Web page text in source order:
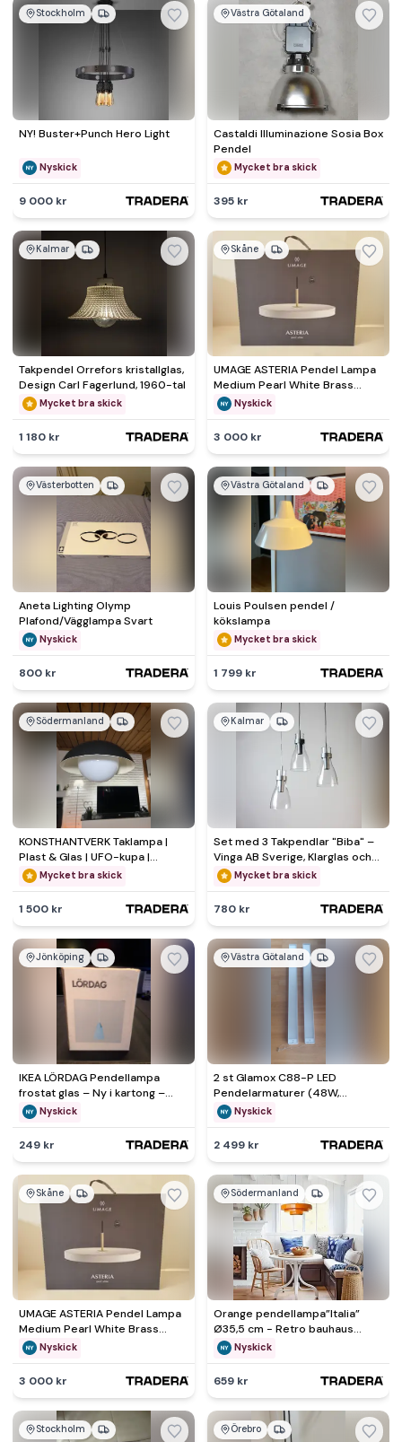
Stockholm
NY! Buster+Punch Hero Light
Nyskick
9 000 kr
Västra Götaland
Castaldi Illuminazione Sosia Box
Pendel
Mycket bra skick
395 kr
Kalmar
Takpendel Orrefors kristallglas,
Design Carl Fagerlund, 1960-tal
Mycket bra skick
1 180 kr
Skåne
UMAGE ASTERIA Pendel Lampa
Medium Pearl White Brass
Black nr 1 av 2
Nyskick
3 000 kr
Västerbotten
Aneta Lighting Olymp
Plafond/Vägglampa Svart
Nyskick
800 kr
Västra Götaland
Louis Poulsen pendel /
kökslampa
Mycket bra skick
1 799 kr
Södermanland
KONSTHANTVERK Taklampa |
Plast & Glas | UFO-kupa |
2000-tal | Skandinavisk
Mycket bra skick
1 500 kr
Kalmar
Set med 3 Takpendlar "Biba" –
Vinga AB Sverige, Klarglas och
MetallMycket bra skick
780 kr
Jönköping
IKEA LÖRDAG Pendellampa
frostat glas – Ny i kartong –
Utgången modell
Nyskick
249 kr
Västra Götaland
2 st Glamox C88-P LED
Pendelarmaturer (48W,
1200mm)
Nyskick
2 499 kr
Skåne
UMAGE ASTERIA Pendel Lampa
Medium Pearl White Brass
Black nr 2 av 2
Nyskick
3 000 kr
Södermanland
Orange pendellampa”Italia”
Ø35,5 cm - Retro bauhaus
designNyskick
659 kr
Stockholm Örebro